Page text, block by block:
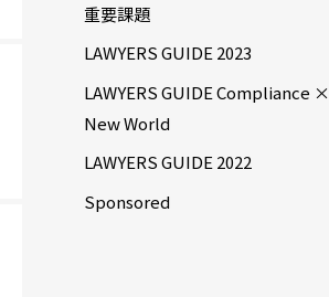
重要課題
LAWYERS GUIDE 2023
LAWYERS GUIDE Compliance ×
New World
LAWYERS GUIDE 2022
Sponsored